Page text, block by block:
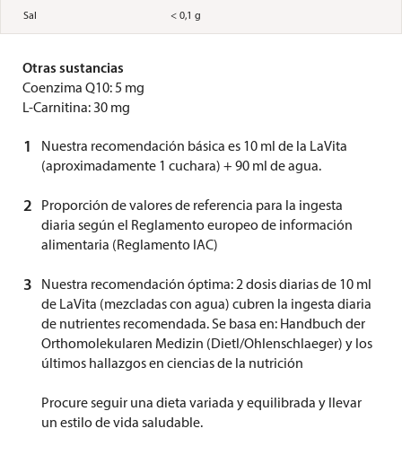
Sal < 0,1 g
Otras sustancias
Coenzima Q10: 5 mg
L-Carnitina: 30 mg
1
Nuestra recomendación básica es 10 ml de la LaVita
(aproximadamente 1 cuchara) + 90 ml de agua.
2
Proporción de valores de referencia para la ingesta
diaria según el Reglamento europeo de información
alimentaria (Reglamento IAC)
3
Nuestra recomendación óptima: 2 dosis diarias de 10 ml
de LaVita (mezcladas con agua) cubren la ingesta diaria
de nutrientes recomendada. Se basa en: Handbuch der
Orthomolekularen Medizin (Dietl/Ohlenschlaeger) y los
últimos hallazgos en ciencias de la nutrición
Procure seguir una dieta variada y equilibrada y llevar
un estilo de vida saludable.